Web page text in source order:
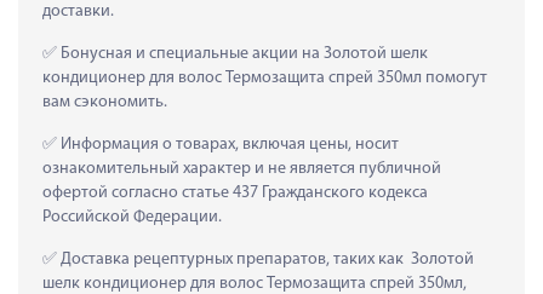
доставки.
Бонусная и специальные акции на Золотой шелк
кондиционер для волос Термозащита спрей 350мл помогут
вам сэкономить.
Информация о товарах, включая цены, носит
ознакомительный характер и не является публичной
офертой согласно статье 437 Гражданского кодекса
Российской Федерации.
Доставка рецептурных препаратов, таких как  Золотой
шелк кондиционер для волос Термозащита спрей 350мл,